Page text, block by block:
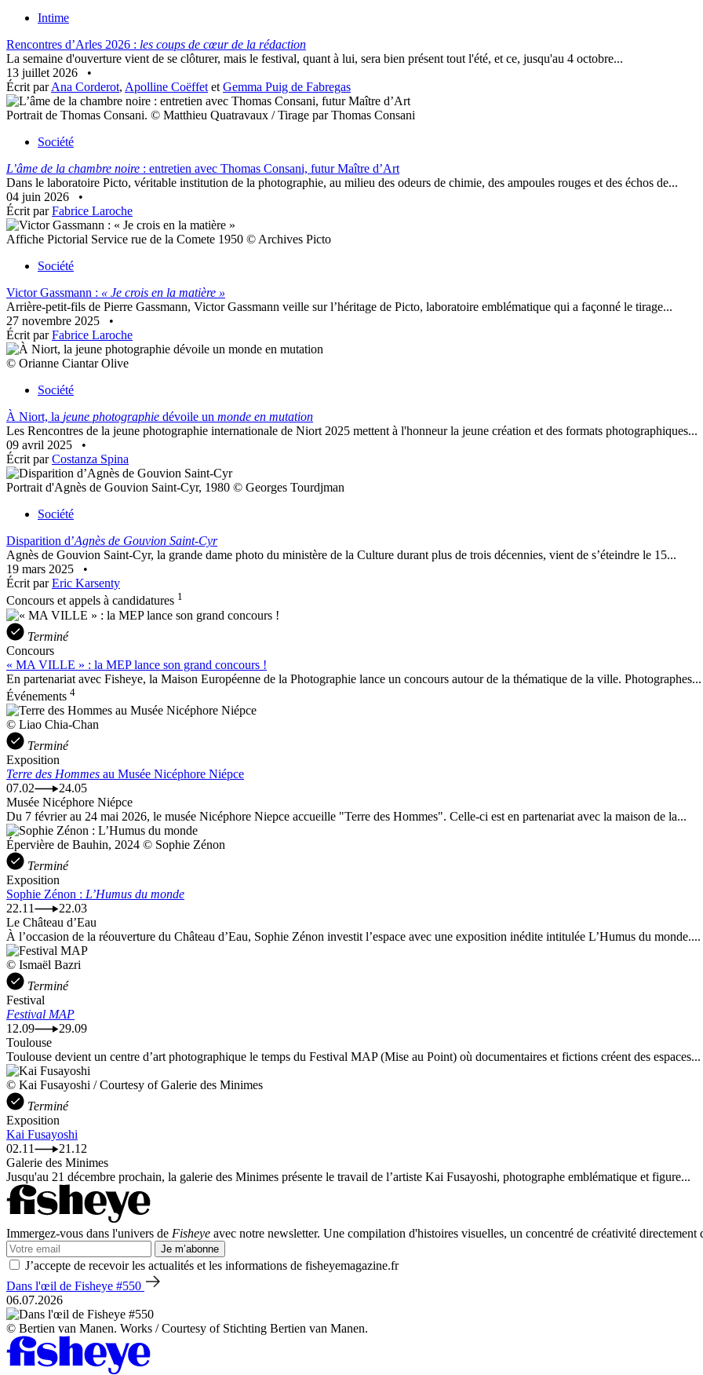
Intime
Rencontres d’Arles 2026 : les coups de cœur de la rédaction
La semaine d'ouverture vient de se clôturer, mais le festival, quant à lui, sera bien présent tout l'été, et ce, jusqu'au 4 octobre...
13 juillet 2026
•
Écrit parAna Corderot, Apolline Coëffet et Gemma Puig de Fabregas
Portrait de Thomas Consani. © Matthieu Quatravaux / Tirage par Thomas Consani
Société
L’âme de la chambre noire : entretien avec Thomas Consani, futur Maître d’Art
Dans le laboratoire Picto, véritable institution de la photographie, au milieu des odeurs de chimie, des ampoules rouges et des échos de...
04 juin 2026
•
Écrit parFabrice Laroche
Affiche Pictorial Service rue de la Comete 1950 © Archives Picto
Société
Victor Gassmann : « Je crois en la matière »
Arrière-petit-fils de Pierre Gassmann, Victor Gassmann veille sur l’héritage de Picto, laboratoire emblématique qui a façonné le tirage...
27 novembre 2025
•
Écrit parFabrice Laroche
© Orianne Ciantar Olive
Société
À Niort, la jeune photographie dévoile un monde en mutation
Les Rencontres de la jeune photographie internationale de Niort 2025 mettent à l'honneur la jeune création et des formats photographiques...
09 avril 2025
•
Écrit parCostanza Spina
Portrait d'Agnès de Gouvion Saint-Cyr, 1980 © Georges Tourdjman
Société
Disparition d’Agnès de Gouvion Saint-Cyr
Agnès de Gouvion Saint-Cyr, la grande dame photo du ministère de la Culture durant plus de trois décennies, vient de s’éteindre le 15...
19 mars 2025
•
Écrit parEric Karsenty
Concours et appels à candidatures 1
Terminé
Concours
« MA VILLE » : la MEP lance son grand concours !
En partenariat avec Fisheye, la Maison Européenne de la Photographie lance un concours autour de la thématique de la ville. Photographes...
Événements 4
© Liao Chia-Chan
Terminé
Exposition
Terre des Hommes au Musée Nicéphore Niépce
07.02
24.05
Musée Nicéphore Niépce
Du 7 février au 24 mai 2026, le musée Nicéphore Niepce accueille "Terre des Hommes". Celle-ci est en partenariat avec la maison de la...
Épervière de Bauhin, 2024 © Sophie Zénon
Terminé
Exposition
Sophie Zénon : L’Humus du monde
22.11
22.03
Le Château d’Eau
À l’occasion de la réouverture du Château d’Eau, Sophie Zénon investit l’espace avec une exposition inédite intitulée L’Humus du monde....
© Ismaël Bazri
Terminé
Festival
Festival MAP
12.09
29.09
Toulouse
Toulouse devient un centre d’art photographique le temps du Festival MAP (Mise au Point) où documentaires et fictions créent des espaces...
© Kai Fusayoshi / Courtesy of Galerie des Minimes
Terminé
Exposition
Kai Fusayoshi
02.11
21.12
Galerie des Minimes
Jusqu'au 21 décembre prochain, la galerie des Minimes présente le travail de l’artiste Kai Fusayoshi, photographe emblématique et figure...
Immergez-vous dans l'univers de Fisheye avec notre newsletter. Une compilation d'histoires visuelles, un concentré de créativité
Je m’abonne
J’accepte de recevoir les actualités et les informations de fisheyemagazine.fr
Dans l'œil de Fisheye #550
06.07.2026
© Bertien van Manen. Works / Courtesy of Stichting Bertien van Manen.